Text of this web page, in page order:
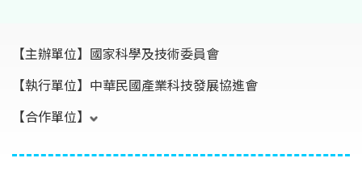
【主辦單位】 國家科學及技術委員會
【執行單位】 中華民國產業科技發展協進會
【合作單位】